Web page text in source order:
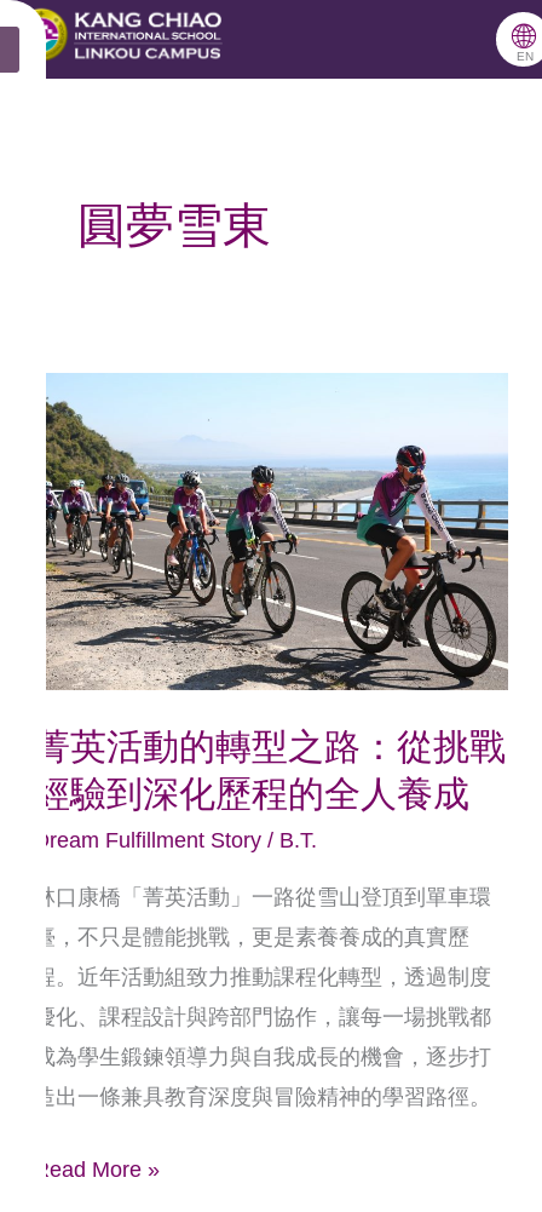
🌐
EN
圓夢雪東
菁英活動的轉型之路：從挑戰
經驗到深化歷程的全人養成
Dream Fulfillment Story/ B.T.
林口康橋「菁英活動」一路從雪山登頂到單車環
臺，不只是體能挑戰，更是素養養成的真實歷
程。近年活動組致力推動課程化轉型，透過制度
優化、課程設計與跨部門協作，讓每一場挑戰都
成為學生鍛鍊領導力與自我成長的機會，逐步打
造出一條兼具教育深度與冒險精神的學習路徑。
菁
英
活
動
的
轉
型
之
從
挑
戰
驗
到
深
化
歷
程
Read More »